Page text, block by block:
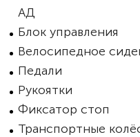
АД
Блок управления
Велосипедное
Педали
Рукоятки
Фиксатор стоп
Транспортные